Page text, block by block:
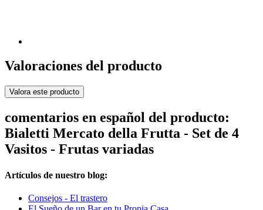
Valoraciones del producto
Valora este producto
comentarios en español del producto:
Bialetti Mercato della Frutta - Set de 4
Vasitos - Frutas variadas
Artículos de nuestro blog:
Consejos - El trastero